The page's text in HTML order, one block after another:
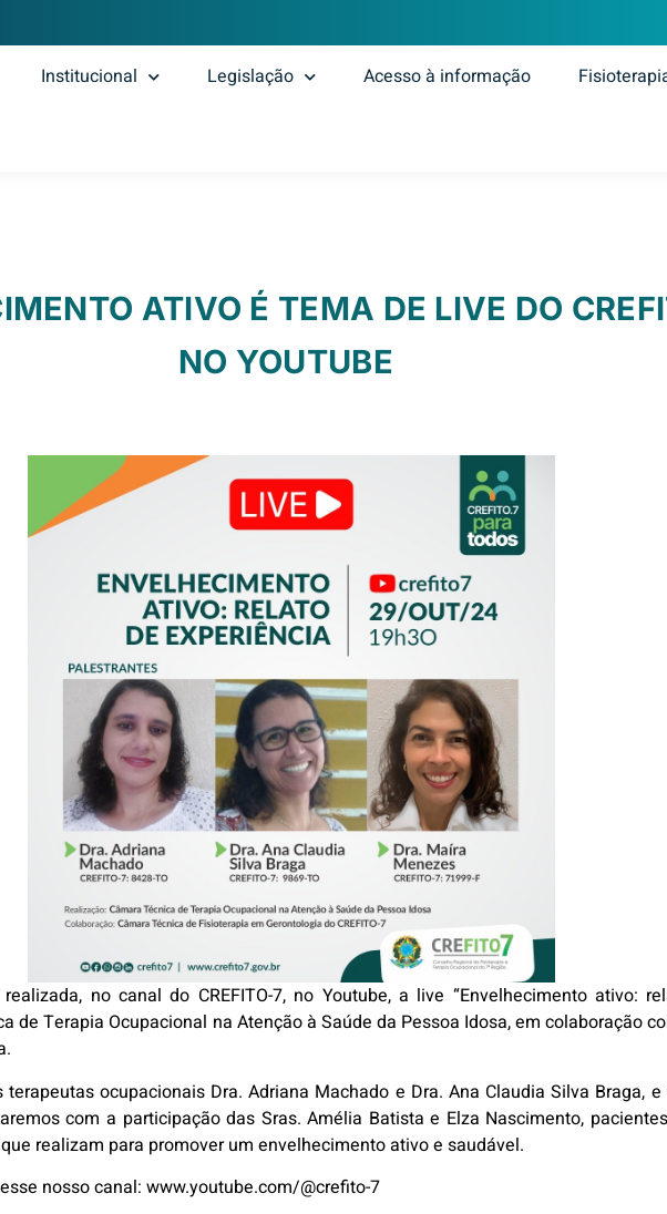
Institucional Legislação Acesso à informação
ATIVO É TEMA DE LIVE DO
NO YOUTUBE
no canal do CREFITO-7, no Youtube, a live “Envelhecimento ativo:
de Terapia Ocupacional na Atenção à Saúde da Pessoa Idosa, em colaboração
ocupacionais Dra. Adriana Machado e Dra. Ana Claudia Silva Braga,
com a participação das Sras. Amélia Batista e Elza Nascimento,
realizam para promover um envelhecimento ativo e saudável.
nosso canal: www.youtube.com/@crefito-7